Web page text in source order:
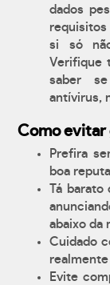
dados
si só
Verifique
saber
antívirus,
Como evitar
Prefira
boa
Tá barato
abaixo da
Cuidado
Evite